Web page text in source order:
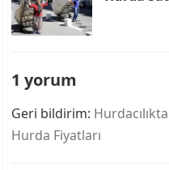
1 yorum
Geri bildirim:
Hurda Fiyatları